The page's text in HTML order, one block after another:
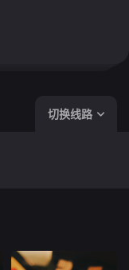
切换线路